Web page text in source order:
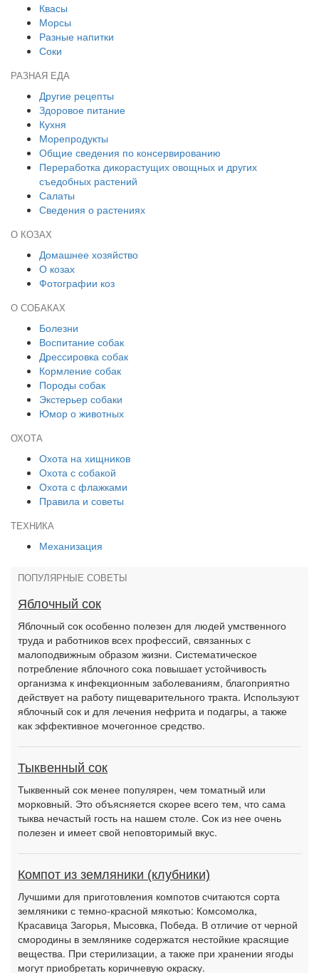
Квасы
Морсы
Разные напитки
Соки
РАЗНАЯ ЕДА
Другие рецепты
Здоровое питание
Кухня
Морепродукты
Общие сведения по консервированию
Переработка дикорастущих овощных и других
съедобных растений
Салаты
Сведения о растениях
О КОЗАХ
Домашнее хозяйство
О козах
Фотографии коз
О СОБАКАХ
Болезни
Воспитание собак
Дрессировка собак
Кормление собак
Породы собак
Экстерьер собаки
Юмор о животных
ОХОТА
Охота на хищников
Охота с собакой
Охота с флажками
Правила и советы
ТЕХНИКА
Механизация
ПОПУЛЯРНЫЕ СОВЕТЫ
Яблочный сок
Яблочный сок особенно полезен для людей умственного
труда и работников всех профессий, связанных с
малоподвижным образом жизни. Систематическое
потребление яблочного сока повышает устойчивость
организма к инфекционным заболеваниям, благоприятно
действует на работу пищеварительного тракта. Используют
яблочный сок и для лечения нефрита и подагры, а также
как эффективное мочегонное средство.
Тыквенный сок
Тыквенный сок менее популярен, чем томатный или
морковный. Это объясняется скорее всего тем, что сама
тыква нечастый гость на нашем столе. Сок из нее очень
полезен и имеет свой неповторимый вкус.
Компот из земляники (клубники)
Лучшими для приготовления компотов считаются сорта
земляники с темно-красной мякотью: Комсомолка,
Красавица Загорья, Мысовка, Победа. В отличие от черной
смородины в землянике содержатся нестойкие красящие
вещества. При стерилизации, а также при хранении ягоды
могут приобретать коричневую окраску.